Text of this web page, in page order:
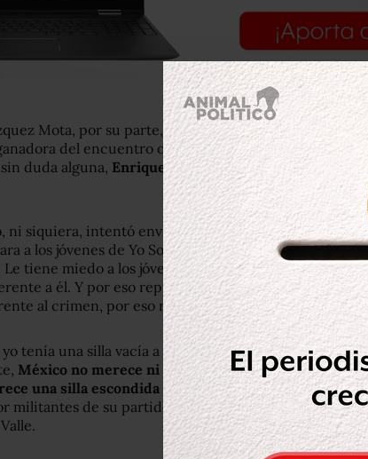
Mota, por su parte, minutos después de haber
del encuentro organizado por el movimiento
duda alguna, Enrique Peña Nieto fue quien
ni siquiera, intentó enviar a un integrante de su
a los jóvenes de Yo Soy 132, lo cual no hace más
Le tiene miedo a los jóvenes, le tiene miedo a todos
a él. Y por eso representa el autoritarismo, por
al crimen, por eso representa ese abuso del poder.
yo tenía una silla vacía a mi lado izquierdo y puedo
México no merece ni una silla presidencial vacía
una silla escondida en un baño“, aseguró la
militantes de su partido en la Casa de Campaña,